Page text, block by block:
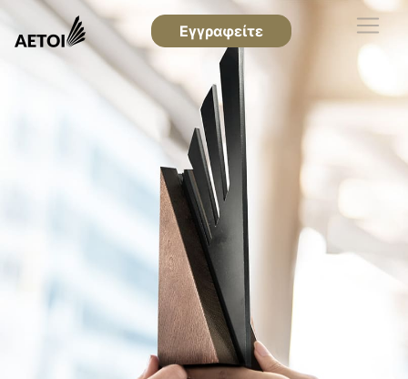
Εγγραφείτε